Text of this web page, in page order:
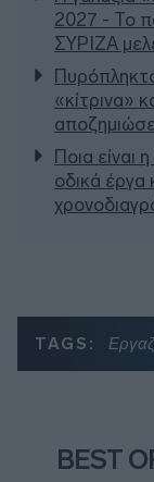
2027 - Το
ΣΥΡΙΖΑ
«κίτρινα»
Ποια είναι
οδικά έργα
TAGS:
BEST